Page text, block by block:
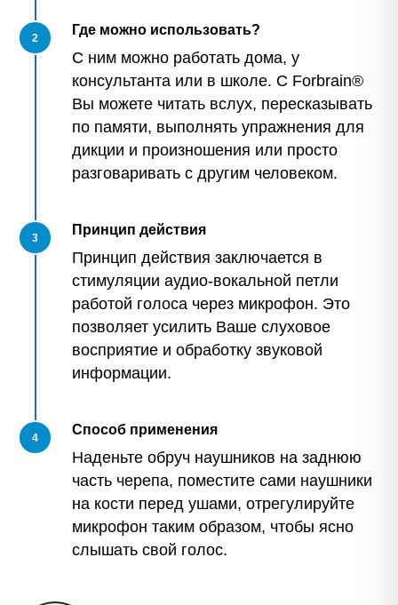
2
Где можно использовать?
С ним можно работать дома, у
консультанта или в школе. С Forbrain®
Вы можете читать вслух, пересказывать
по памяти, выполнять упражнения для
дикции и произношения или просто
разговаривать с другим человеком.
3
Принцип действия
Принцип действия заключается в
стимуляции аудио-вокальной петли
работой голоса через микрофон. Это
позволяет усилить Ваше слуховое
восприятие и обработку звуковой
информации.
4
Способ применения
Наденьте обруч наушников на заднюю
часть черепа, поместите сами наушники
на кости перед ушами, отрегулируйте
микрофон таким образом, чтобы ясно
слышать свой голос.